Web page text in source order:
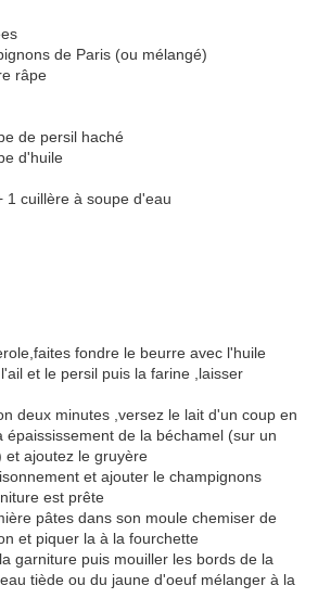
de Paris (ou mélangé)
râpe
de persil haché
d'huile
1 cuillère à soupe d'eau
fondre le beurre avec l'huile
et le persil puis la farine ,laisser
deux minutes ,versez le lait d'un coup en
épaississement de la béchamel (sur un
et ajoutez le gruyère
et ajouter le champignons
est prête
pâtes dans son moule chemiser de
et piquer la à la fourchette
garniture puis mouiller les bords de la
tiède ou du jaune d'oeuf mélanger à la